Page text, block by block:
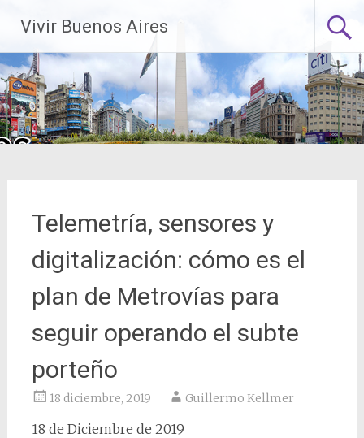
contenido
Vivir Buenos Aires
Telemetría, sensores y
digitalización: cómo es el
plan de Metrovías para
seguir operando el subte
porteño
18 diciembre, 2019 Guillermo Kellmer
18 de Diciembre de 2019